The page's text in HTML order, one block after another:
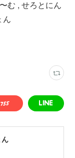
む , せろとにん
ん